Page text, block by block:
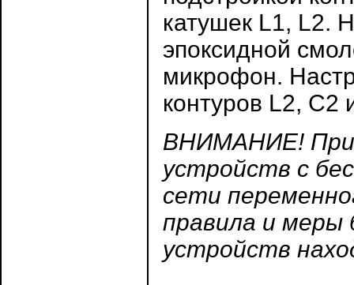
катушек L1, L2.
эпоксидной
микрофон.
контуров L2, С2
ВНИМАНИЕ! При
устройств с
сети
правила и меры
устройств